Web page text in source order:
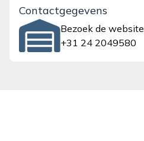
Contactgegevens
Bezoek de website
+31 24 2049580